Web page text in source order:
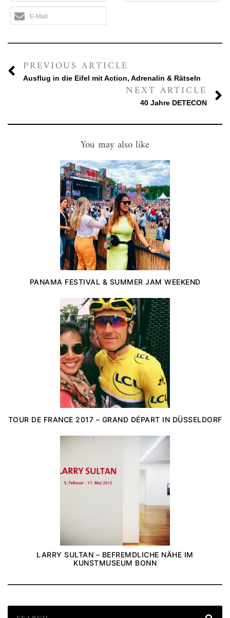
E-Mail
PREVIOUS ARTICLE
Ausflug in die Eifel mit Action, Adrenalin & Rätseln
NEXT ARTICLE
40 Jahre DETECON
You may also like
PANAMA FESTIVAL & SUMMER JAM WEEKEND
TOUR DE FRANCE 2017 – GRAND DÉPART IN DÜSSELDORF
LARRY SULTAN – BEFREMDLICHE NÄHE IM
KUNSTMUSEUM BONN